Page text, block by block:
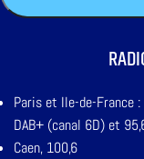
Paris et Ile-de-France :
DAB+ (canal 6D) et
Caen, 100,6